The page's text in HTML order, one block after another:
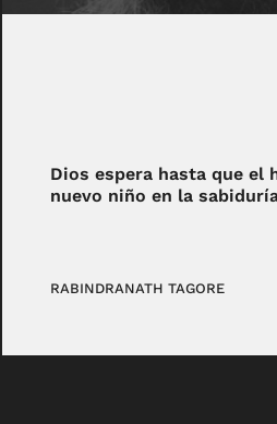
Dios espera hasta que el
nuevo niño en la
RABINDRANATH TAGORE